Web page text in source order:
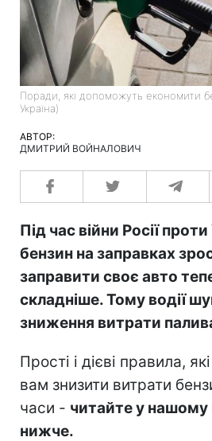
Поради, які допоможуть економити
Україна)
АВТОР:
ДМИТРИЙ ВОЙНАЛОВИЧ
Під час війни Росії
бензин на заправках
заправити своє авто
складніше. Тому водії
зниження витрати
Прості і дієві правила,
вам знизити витрати
часи - читайте у нашому
нижче.